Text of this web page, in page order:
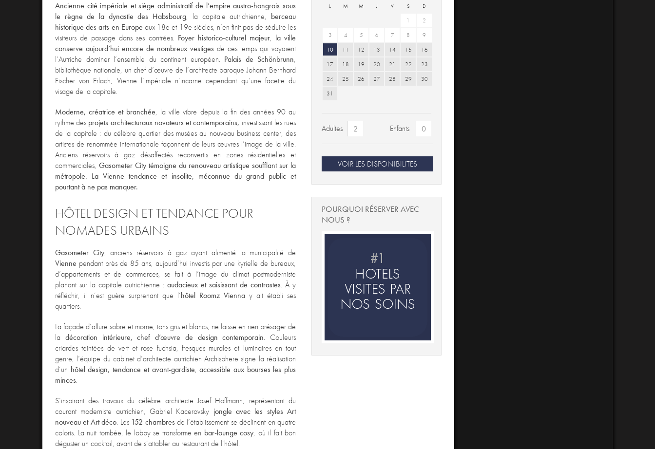
Ancienne cité impériale et siège administratif de l’empire austro-hongrois sous
le règne de la dynastie des Habsbourg, la capitale autrichienne, berceau
historique des arts en Europe aux 18e et 19e siècles, n’en finit pas de séduire les
visiteurs de passage dans ses contrées. Foyer historico-culturel majeur, la ville
conserve aujourd’hui encore de nombreux vestiges de ces temps qui voyaient
l’Autriche dominer l’ensemble du continent européen. Palais de Schönbrunn,
bibliothèque nationale, un chef d’œuvre de l’architecte baroque Johann Bernhard
Fischer von Erlach, Vienne l’impériale n’incarne cependant qu’une facette du
visage de la capitale.
Moderne, créatrice et branchée, la ville vibre depuis la fin des années 90 au
rythme des projets architecturaux novateurs et contemporains, investissant les rues
de la capitale : du célèbre quartier des musées au nouveau business center, des
artistes de renommée internationale façonnent de leurs œuvres l’image de la ville.
Anciens réservoirs à gaz désaffectés reconvertis en zones résidentielles et
commerciales, Gasometer City témoigne du renouveau artistique soufflant sur la
métropole. La Vienne tendance et insolite, méconnue du grand public et
pourtant à ne pas manquer.
HÔTEL DESIGN ET TENDANCE POUR
NOMADES URBAINS
Gasometer City, anciens réservoirs à gaz ayant alimenté la municipalité de
Vienne pendant près de 85 ans, aujourd’hui investis par une kyrielle de bureaux,
d’appartements et de commerces, se fait à l’image du climat postmoderniste
planant sur la capitale autrichienne : audacieux et saisissant de contrastes. À y
réfléchir, il n’est guère surprenant que l’hôtel Roomz Vienna y ait établi ses
quartiers.
La façade d’allure sobre et morne, tons gris et blancs, ne laisse en rien présager de
la décoration intérieure, chef d’œuvre de design contemporain. Couleurs
criardes teintées de vert et rose fuchsia, fresques murales et luminaires en tout
genre, l’équipe du cabinet d’architecte autrichien Archisphere signe la réalisation
d’un hôtel design, tendance et avant-gardiste,accessible aux bourses les plus
minces.
S’inspirant des travaux du célèbre architecte Josef Hoffmann, représentant du
courant moderniste autrichien, Gabriel Kacerovsky jongle avec les styles Art
nouveau et Art déco. Les 152 chambres de l’établissement se déclinent en quatre
coloris. La nuit tombée, le lobby se transforme en bar-lounge cosy, où il fait bon
déguster un cocktail, avant de s’attabler au restaurant de l’hôtel.
L M M J V S D
1
2
3
4 5 6 7 8
9
10
11 12 13 14 15
16
17
18 19 20 21 22
23
24
25 26 27 28 29
30
31
Adultes Enfants
VOIR LES DISPONIBILITES
POURQUOI RÉSERVER AVEC
NOUS ?